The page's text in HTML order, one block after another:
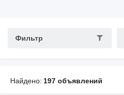
Фильтр
Найдено: 197 объявлений